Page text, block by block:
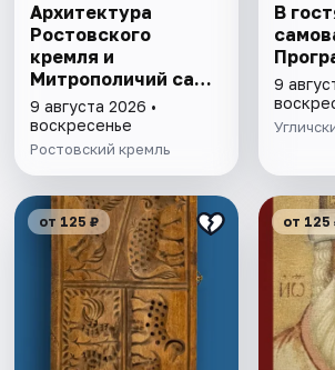
Архитектура
Ростовского
кремля и
Митрополичий сад,
выставка
"Митрополичье
варенье"
9 августа 2026 •
воскресенье
Ростовский кремль
В
9
от 125 ₽ от 125